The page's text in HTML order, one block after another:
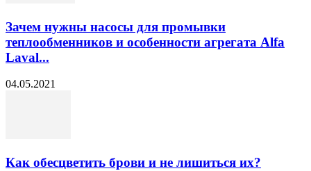
Зачем нужны насосы для промывки
теплообменников и особенности агрегата Alfa
Laval...
04.05.2021
Как обесцветить брови и не лишиться их?